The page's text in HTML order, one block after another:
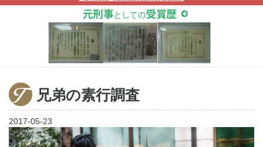
ストーカー対策
お子様見守り調査
企業調査
家出調査
兄弟の素行調査
2017-05-23